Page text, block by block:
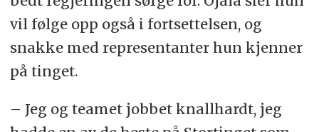
vil følge opp også i fortsettelsen, og
snakke med representanter hun kjenner
på tinget.
– Jeg og teamet jobbet knallhardt, jeg